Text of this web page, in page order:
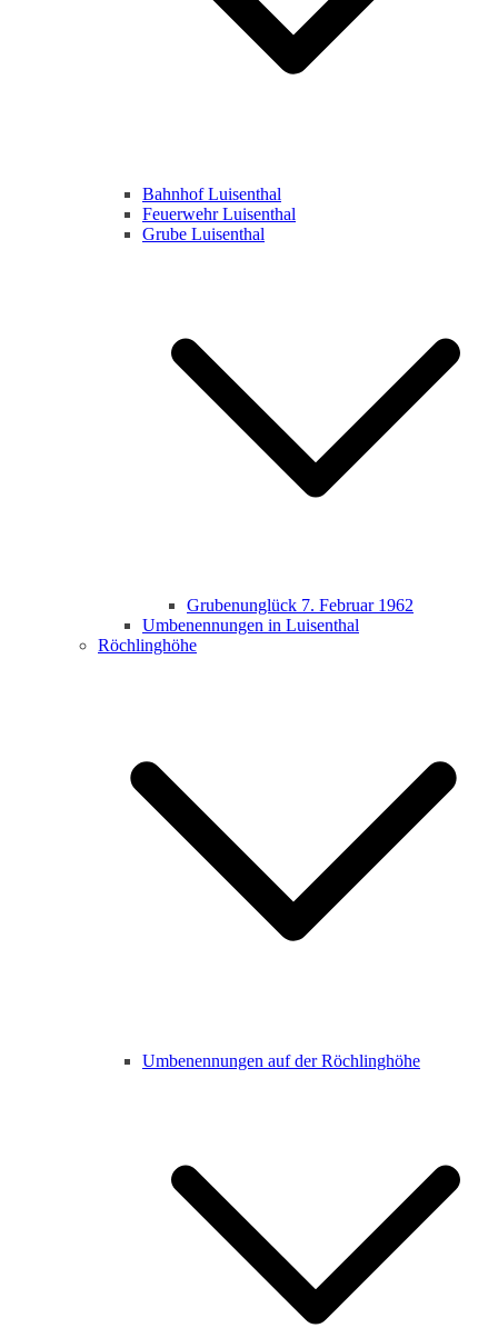
Bahnhof Luisenthal
Feuerwehr Luisenthal
Grube Luisenthal
Grubenunglück 7. Februar 1962
Umbenennungen in Luisenthal
Röchlinghöhe
Umbenennungen auf der Röchlinghöhe